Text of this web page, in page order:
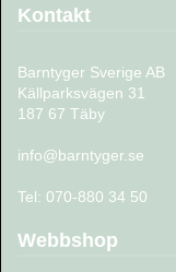
Kontakt
Barntyger Sverige AB
Källparksvägen 31
187 67 Täby
info@barntyger.se
Tel: 070-880 34 50
Webbshop